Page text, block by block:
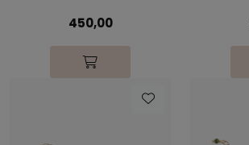
450,00